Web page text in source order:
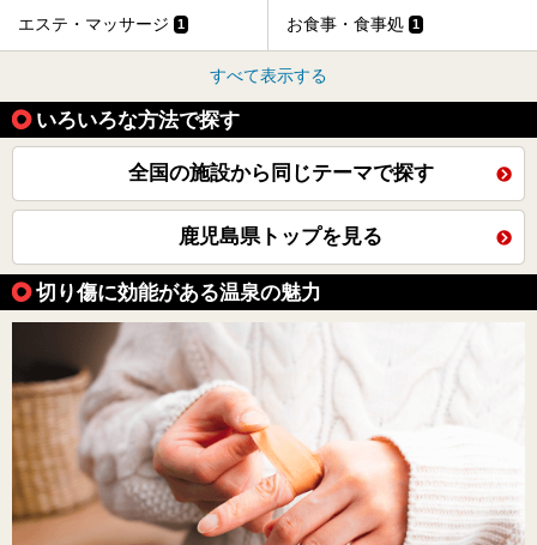
エステ・マッサージ 1 お食事・食事処 1
すべて表示する
いろいろな方法で探す
全国の施設から同じテーマで探す
鹿児島県トップを見る
切り傷に効能がある温泉の魅力